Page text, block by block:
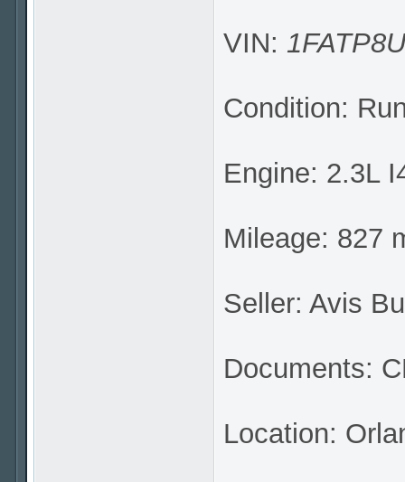
VIN:
Condition:
Engine: 2.3L
Mileage: 827
Seller: Avis
Documents:
Location: